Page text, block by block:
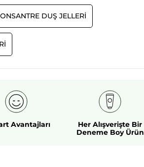
DUŞ JELLERI
Avantajları
Her Alışverişte Bir
Deneme Boy Ürün